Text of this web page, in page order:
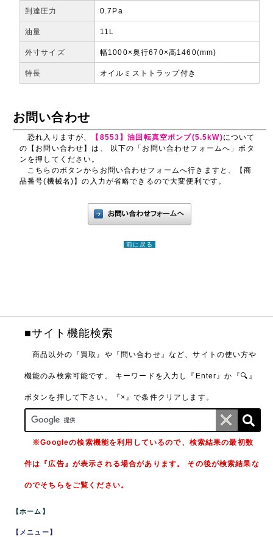
到達圧力 0.7Pa
油量 11L
外寸サイズ 幅1000×奥行670×高1460(mm)
特長 オイルミストトラップ付き
お問い合わせ
恐れ入りますが、 【8553】油回転真空ポンプ(5.5kW)について
の【お問い合わせ】は、 以下の「お問い合わせフォームへ」ボタ
ンを押してください。
こちらのボタンからお問い合わせフォームへ行きますと、【商
品番号(機械名)】の入力が省略できるので大変便利です。
前に戻る
■サイト機能検索
商品以外の『買取』や『問い合わせ』など、サイトの使い方や
機能のみ検索可能です。 キーワードを入力し『Enter』か『🔍』
ボタンを押して下さい。『×』で条件クリアします。
※Googleの検索機能を利用しているので、検索結果の最初数
件は『広告』が表示される場合があります。 その後が検索結果な
のでそちらをご覧ください。
【ホーム】
【メニュー】